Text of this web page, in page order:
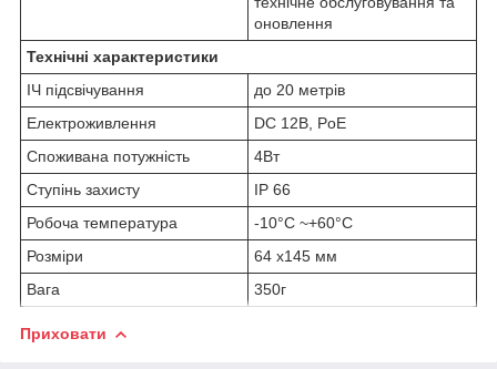
оновлення
Технічні характеристики
ІЧ підсвічування
до 20 метрів
Електроживлення
DC 12В, PoE
Споживана потужність
4Вт
Ступінь захисту
IP 66
Робоча температура
-10°C ~+60°C
Розміри
64 x145 мм
Вага
350г
Приховати